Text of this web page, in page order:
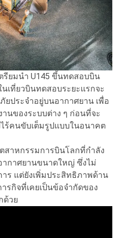
รียมนำ U145 ขึ้นทดสอบบิน
เที่ยวบินทดสอบระยะแรกจะ
ประจำอยู่บนอากาศยาน เพื่อ
นของระบบต่าง ๆ ก่อนที่จะ
ร้คนขับเต็มรูปแบบในอนาคต
สาหกรรมการบินโลกที่กำลัง
กาศยานขนาดใหญ่ ซึ่งไม่
ร แต่ยังเพิ่มประสิทธิภาพด้าน
รกิจที่เคยเป็นข้อจำกัดของ
ด้วย